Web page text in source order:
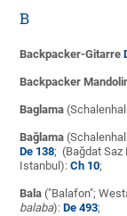
B
Backpacker-Gitarre
Backpacker
Baglama
Bağlama
De 138; (Bağdat Saz
Istanbul):Ch 10;
Bala ("Balafon";
balaba):De 493;